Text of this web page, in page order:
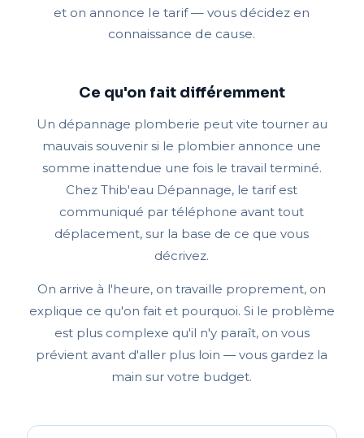
et on annonce le tarif — vous décidez en
connaissance de cause.
Ce qu'on fait différemment
Un dépannage plomberie peut vite tourner au
mauvais souvenir si le plombier annonce une
somme inattendue une fois le travail terminé.
Chez Thib'eau Dépannage, le tarif est
communiqué par téléphone avant tout
déplacement, sur la base de ce que vous
décrivez.
On arrive à l'heure, on travaille proprement, on
explique ce qu'on fait et pourquoi. Si le problème
est plus complexe qu'il n'y paraît, on vous
prévient avant d'aller plus loin — vous gardez la
main sur votre budget.